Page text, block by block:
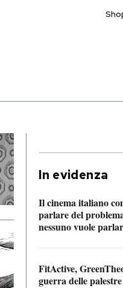
In evidenza
Il cinema italiano
parlare del
nessuno vuole
FitActive,
guerra delle palestre